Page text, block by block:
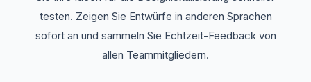
testen. Zeigen Sie Entwürfe in anderen Sprachen
sofort an und sammeln Sie Echtzeit-Feedback von
allen Teammitgliedern.